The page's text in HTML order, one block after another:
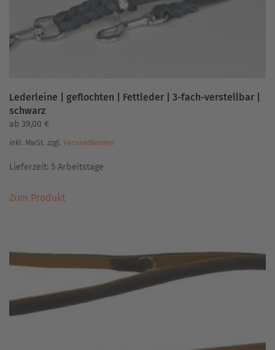
Produktseite
gewählt
werden
Lederleine | geflochten | Fettleder | 3-fach-verstellbar |
schwarz
ab 39,00 €
inkl. MwSt. zzgl. Versandkosten
Lieferzeit: 5 Arbeitstage
Zum ProduktProdukt
auf.
Optionen
können